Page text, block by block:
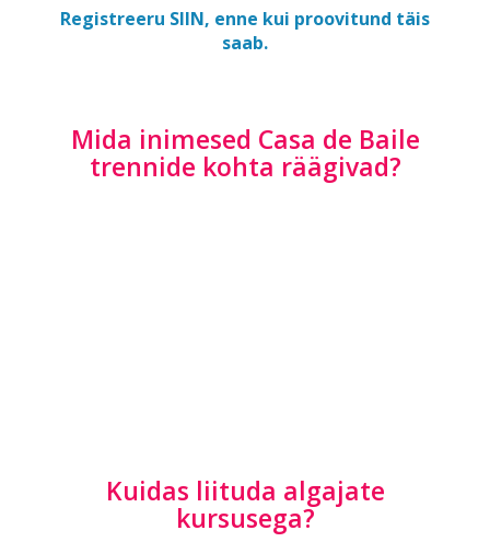
Registreeru SIIN, enne kui proovitund täis
saab.
Mida inimesed Casa de Baile
trennide kohta räägivad?
Kuidas liituda algajate
kursusega?